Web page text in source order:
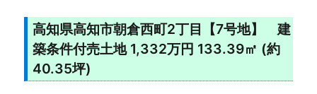
高知県高知市朝倉西町2丁目【7号地】 建
築条件付売土地 1,332万円 133.39㎡ (約
40.35坪)